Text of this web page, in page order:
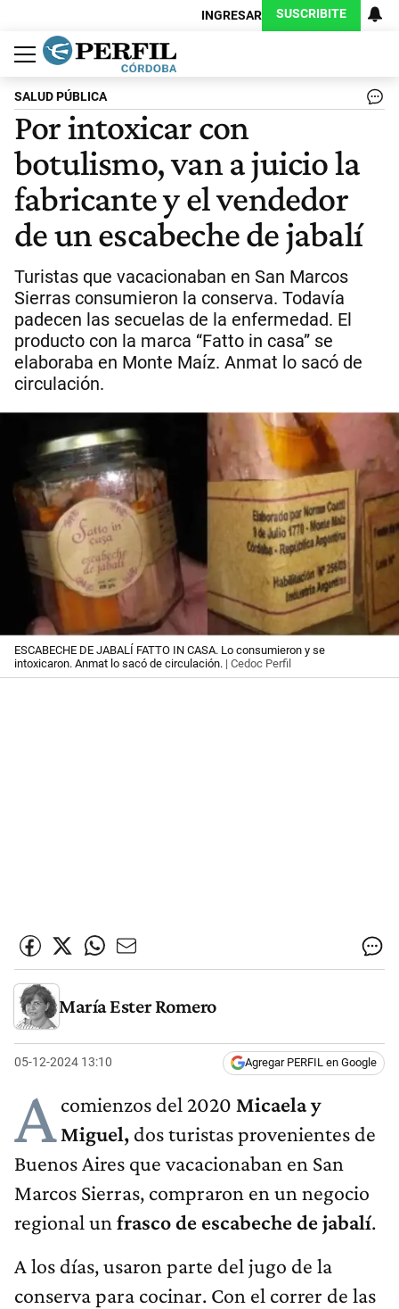
INGRESAR SUSCRIBITE
Política
Economía
Judiciales
Sociedad
Cultura
Espectáculos
Deportes
Protagonistas
SALUD PÚBLICA
Por intoxicar con
botulismo, van a juicio la
fabricante y el vendedor
de un escabeche de jabalí
Turistas que vacacionaban en San Marcos
Sierras consumieron la conserva. Todavía
padecen las secuelas de la enfermedad. El
producto con la marca “Fatto in casa” se
elaboraba en Monte Maíz. Anmat lo sacó de
circulación.
ESCABECHE DE JABALÍ FATTO IN CASA. Lo consumieron y se
intoxicaron. Anmat lo sacó de circulación. | Cedoc Perfil
María Ester Romero
05-12-2024 13:10 Agregar PERFIL en Google
Acomienzos del 2020 Micaela y
Miguel, dos turistas provenientes de
Buenos Aires que vacacionaban en San
Marcos Sierras, compraron en un negocio
regional un frasco de escabeche de jabalí.
A los días, usaron parte del jugo de la
conserva para cocinar. Con el correr de las